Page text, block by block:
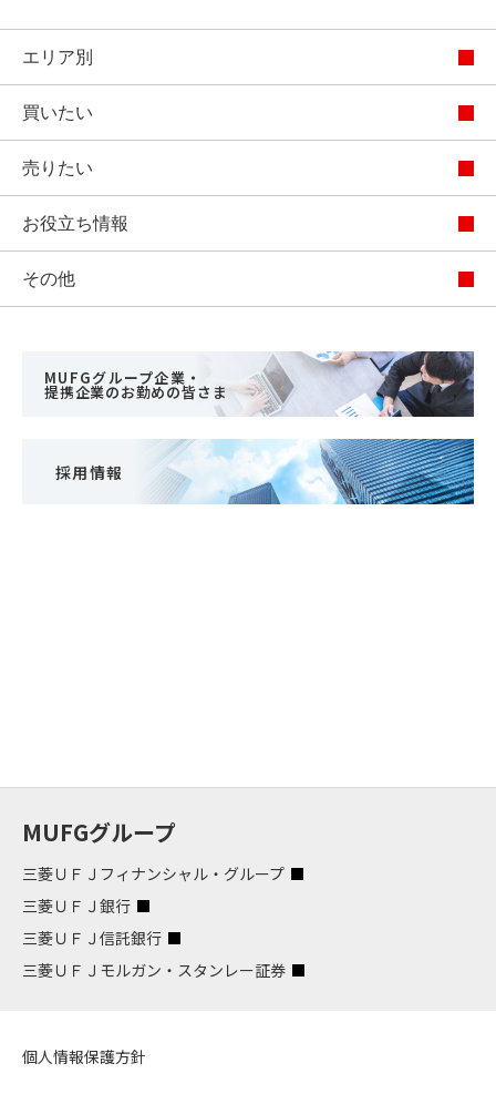
エリア別
買いたい
売りたい
お役立ち情報
その他
MUFGグループ企業・
提携企業のお勤めの皆さま
採用情報
MUFGグループ
三菱ＵＦＪフィナンシャル・グループ
三菱ＵＦＪ銀行
三菱ＵＦＪ信託銀行
三菱ＵＦＪモルガン・スタンレー証券
個人情報保護方針